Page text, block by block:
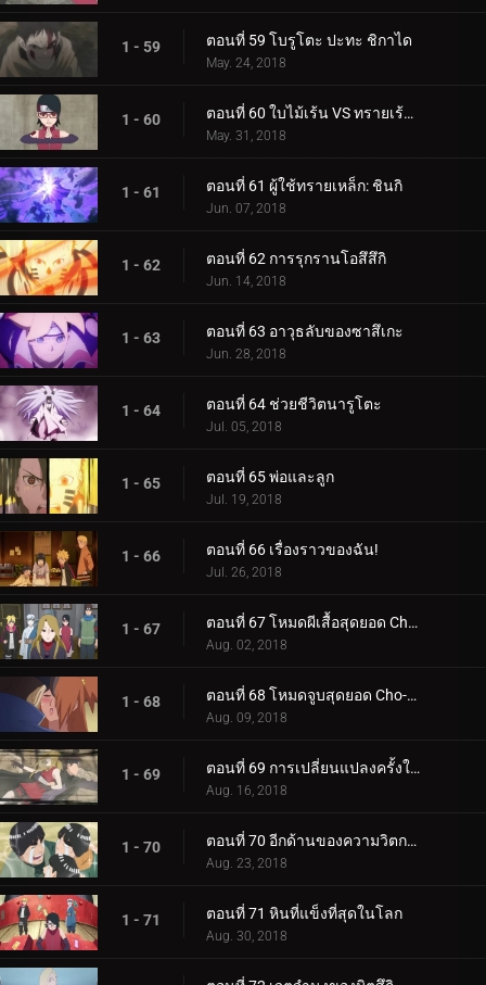
1 - 59 ตอนที่ 59 โบรูโตะ ปะทะ ชิกาได
May. 24, 2018
1 - 60 ตอนที่ 60 ใบไม้เร้น VS ทรายเร้นลับ
May. 31, 2018
1 - 61 ตอนที่ 61 ผู้ใช้ทรายเหล็ก: ชินกิ
Jun. 07, 2018
1 - 62 ตอนที่ 62 การรุกรานโอสึสึกิ
Jun. 14, 2018
1 - 63 ตอนที่ 63 อาวุธลับของซาสึเกะ
Jun. 28, 2018
1 - 64 ตอนที่ 64 ช่วยชีวิตนารูโตะ
Jul. 05, 2018
1 - 65 ตอนที่ 65 พ่อและลูก
Jul. 19, 2018
1 - 66 ตอนที่ 66 เรื่องราวของฉัน!
Jul. 26, 2018
1 - 67 ตอนที่ 67 โหมดผีเสื้อสุดยอด Cho-Cho!
Aug. 02, 2018
1 - 68 ตอนที่ 68 โหมดจูบสุดยอด Cho-Cho!
Aug. 09, 2018
1 - 69 ตอนที่ 69 การเปลี่ยนแปลงครั้งใหญ่ของความรัก Cho-Cho!
Aug. 16, 2018
1 - 70 ตอนที่ 70 อีกด้านของความวิตกกังวล
Aug. 23, 2018
1 - 71 ตอนที่ 71 หินที่แข็งที่สุดในโลก
Aug. 30, 2018